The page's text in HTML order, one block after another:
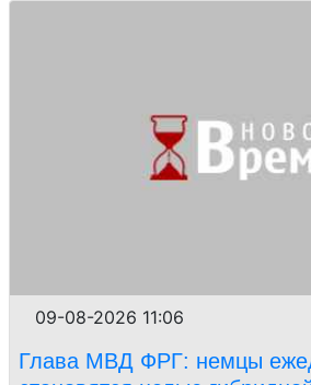
09-08-2026 11:06
Глава МВД ФРГ: немцы